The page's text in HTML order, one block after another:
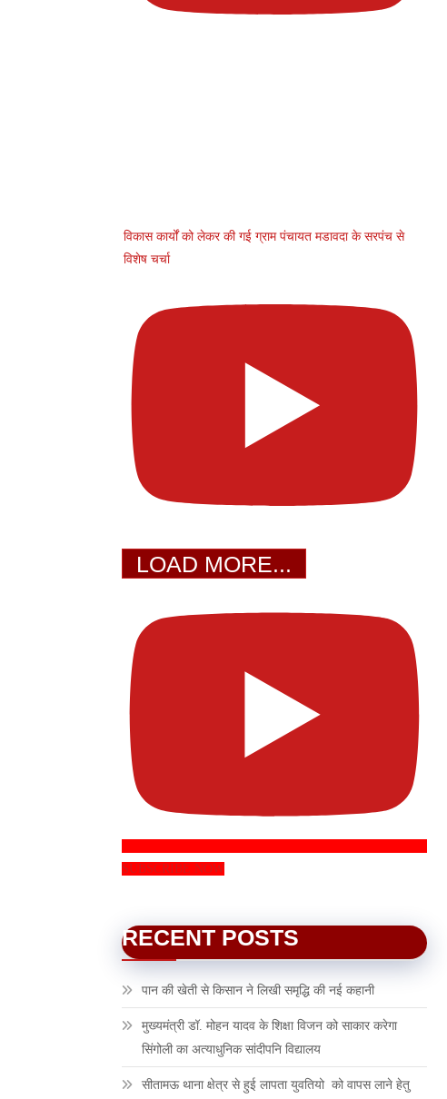
विकास कार्यों को लेकर की गई ग्राम पंचायत मडावदा के सरपंच से
विशेष चर्चा
LOAD MORE...
SUBSCRIBE NOW
RECENT POSTS
पान की खेती से किसान ने लिखी समृद्धि की नई कहानी
मुख्यमंत्री डॉ. मोहन यादव के शिक्षा विजन को साकार करेगा
सिंगोली का अत्याधुनिक सांदीपनि विद्यालय
सीतामऊ थाना क्षेत्र से हुई लापता युवतियो को वापस लाने हेतु